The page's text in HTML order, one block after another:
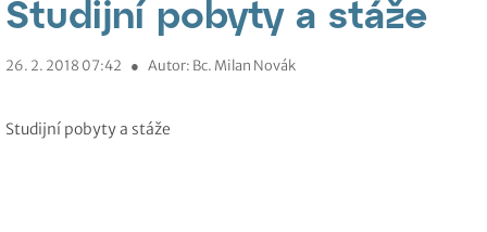
Studijní pobyty a stáže
26. 2. 2018 07:42 ● Autor: Bc. Milan Novák
Studijní pobyty a stáže